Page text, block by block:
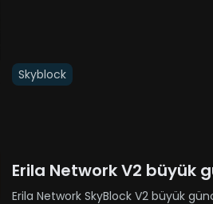
Skyblock
Erila Network V2 büyük
Erila Network SkyBlock V2 büyük